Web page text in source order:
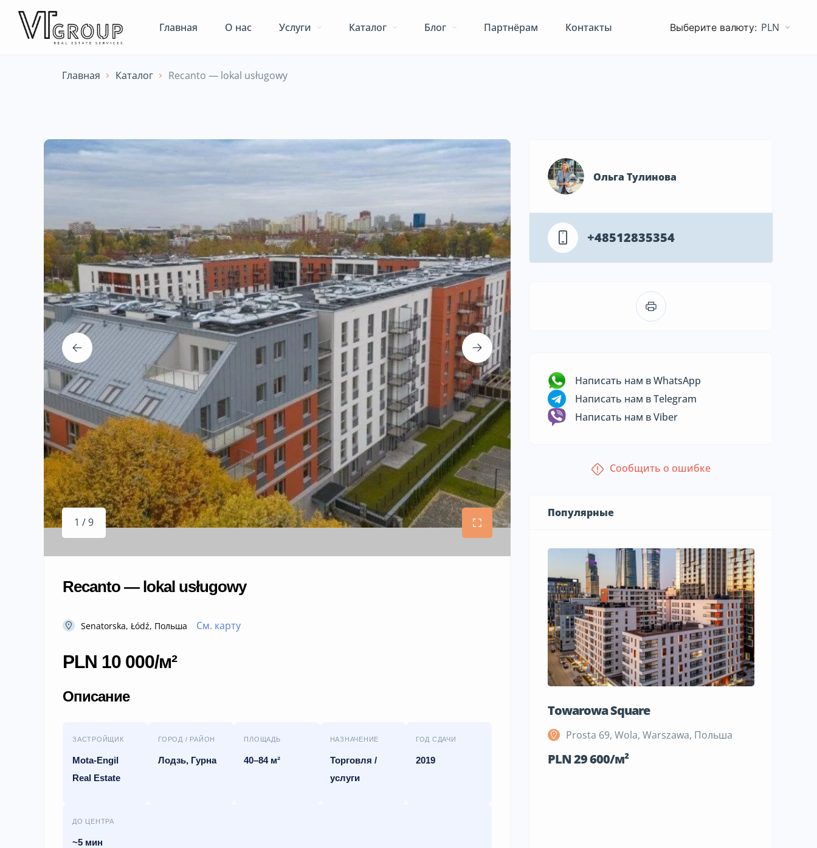
Главная О нас Услуги Каталог Блог Партнёрам Контакты PLN
Главная Каталог Recanto — lokal usługowy
1 / 9
Recanto — lokal usługowy
Senatorska, Łódź, Польша См. карту
PLN 10 000/м²
Описание
ЗАСТРОЙЩИК
Mota-Engil
Real Estate
ГОРОД / РАЙОН
Лодзь, Гурна
ПЛОЩАДЬ
40–84 м²
НАЗНАЧЕНИЕ
Торговля /
услуги
ГОД СДАЧИ
2019
ДО ЦЕНТРА
~5 мин
Ольга Тулинова
+48512835354
Написать нам в WhatsApp
Написать нам в Telegram
Написать нам в Viber
Сообщить о ошибке
Популярные
Towarowa Square
Prosta 69, Wola, Warszawa, Польша
PLN 29 600/м²